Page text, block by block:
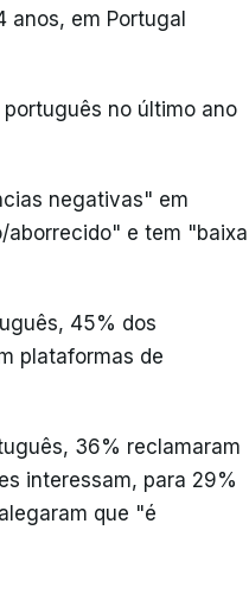
em Portugal
no último ano
negativas" em
e tem "baixa
45% dos
plataformas de
36% reclamaram
interessam, para 29%
que "é